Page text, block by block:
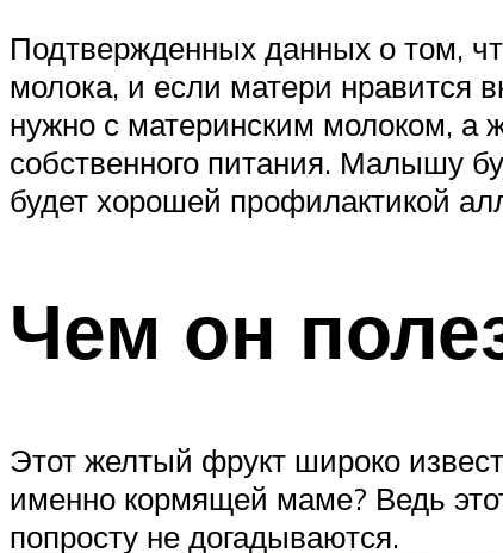
Подтвержденных данных о том,
молока, и если матери нравится
нужно с материнским молоком, а
собственного питания. Малышу
будет хорошей профилактикой
Чем он
Этот желтый фрукт широко
именно кормящей маме? Ведь
попросту не догадываются.